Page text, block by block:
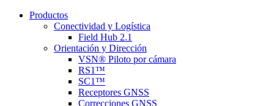
Productos
Conectividad y Logística
Field Hub 2.1
Orientación y Dirección
VSN® Piloto por cámara
RS1™
SC1™
Receptores GNSS
Correcciones GNSS